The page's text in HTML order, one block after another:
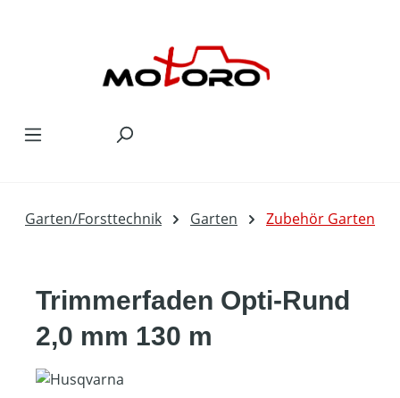
Garten/Forsttechnik Garten Zubehör Garten
Trimmerfaden Opti-Rund
2,0 mm 130 m